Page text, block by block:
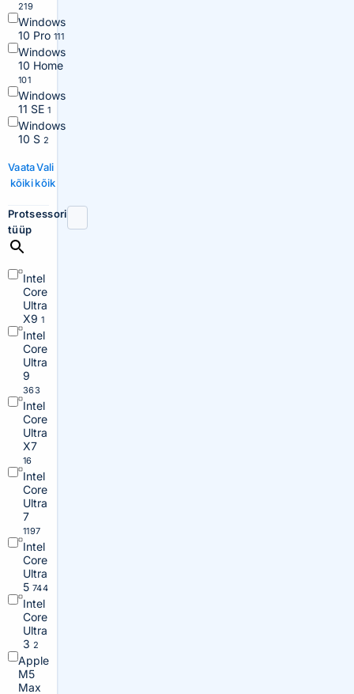
219
Windows
10 Pro 111
Windows
10 Home
101
Windows
11 SE 1
Windows
10 S 2
Vaata
kõiki
Vali
kõik
Protsessori
tüüp
Intel
Core
Ultra
X91
Intel
Core
Ultra
9
363
Intel
Core
Ultra
X7
16
Intel
Core
Ultra
7
1197
Intel
Core
Ultra
5 744
Intel
Core
Ultra
3 2
Apple
M5
Max